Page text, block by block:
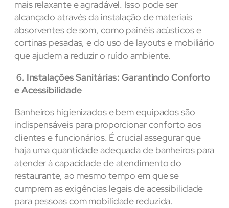
mais relaxante e agradável. Isso pode ser
alcançado através da instalação de materiais
absorventes de som, como painéis acústicos e
cortinas pesadas, e do uso de layouts e mobiliário
que ajudem a reduzir o ruído ambiente.
6. Instalações Sanitárias: Garantindo Conforto
e Acessibilidade
Banheiros higienizados e bem equipados são
indispensáveis para proporcionar conforto aos
clientes e funcionários. É crucial assegurar que
haja uma quantidade adequada de banheiros para
atender à capacidade de atendimento do
restaurante, ao mesmo tempo em que se
cumprem as exigências legais de acessibilidade
para pessoas com mobilidade reduzida.